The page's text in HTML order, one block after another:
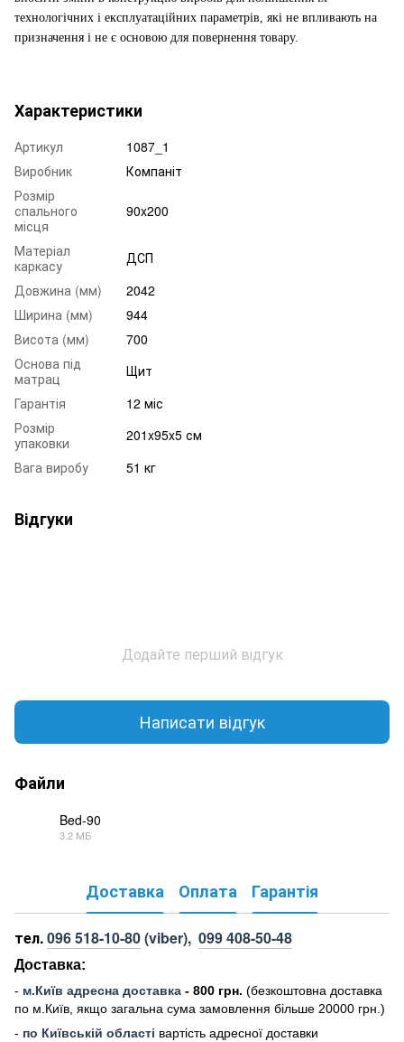
технологічних і експлуатаційних параметрів, які не впливають на
призначення і не є основою для повернення товару.
Характеристики
Артикул
1087_1
Виробник
Компаніт
Розмір
спального
місця
90x200
Матеріал
каркасу
ДСП
Довжина (мм)
2042
Ширина (мм)
944
Висота (мм)
700
Основа під
матрац
Щит
Гарантія
12 міс
Розмір
упаковки
201x95x5 см
Вага виробу
51 кг
Відгуки
Додайте перший відгук
Написати відгук
Файли
Bed-90
3.2 МБ
Доставка Оплата Гарантія
тел.096 518-10-80(viber), 099 408-50-48
Доставка:
- м.Київ адресна доставка - 800 грн. (безкоштовна доставка
по м.Київ, якщо загальна сума замовлення більше 20000 грн .)
- по Київській області вартість адресної доставки